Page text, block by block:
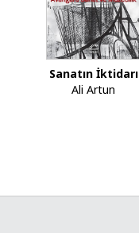
Sanatın İktidarı
Ali Artun